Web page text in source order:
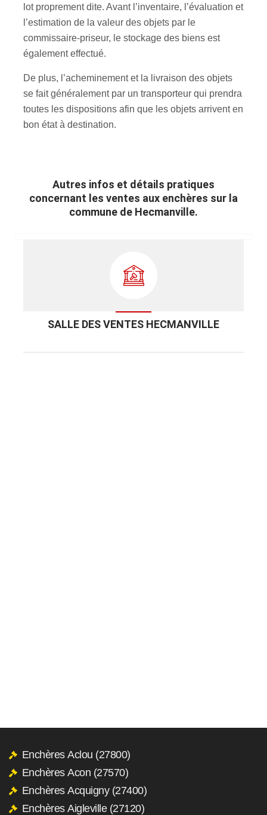
lot proprement dite. Avant l’inventaire, l’évaluation et
l’estimation de la valeur des objets par le
commissaire-priseur, le stockage des biens est
également effectué.
De plus, l’acheminement et la livraison des objets
se fait généralement par un transporteur qui prendra
toutes les dispositions afin que les objets arrivent en
bon état à destination.
Autres infos et détails pratiques
concernant les ventes aux enchères sur la
commune de Hecmanville.
SALLE DES VENTES HECMANVILLE
Enchères Aclou (27800)
Enchères Acon (27570)
Enchères Acquigny (27400)
Enchères Aigleville (27120)